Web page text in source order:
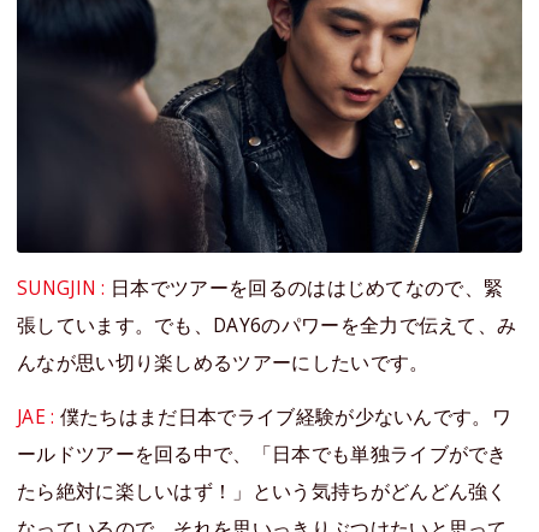
SUNGJIN : 日本でツアーを回るのははじめてなので、緊
張しています。でも、DAY6のパワーを全力で伝えて、み
んなが思い切り楽しめるツアーにしたいです。
JAE : 僕たちはまだ日本でライブ経験が少ないんです。ワ
ールドツアーを回る中で、「日本でも単独ライブができ
たら絶対に楽しいはず！」という気持ちがどんどん強く